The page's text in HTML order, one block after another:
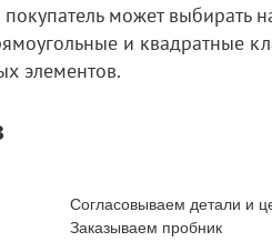
покупатель может
и квадратные
элементов.
Согласовываем детали и
Заказываем пробник